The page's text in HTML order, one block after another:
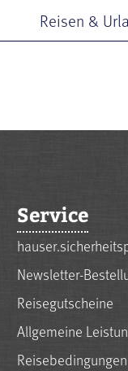
Reisen &
Service
Newsletter-
Reisegutscheine
Allgemeine
Reisebedingungen